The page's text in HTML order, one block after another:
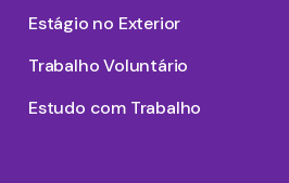
Estágio no Exterior
Trabalho Voluntário
Estudo com Trabalho